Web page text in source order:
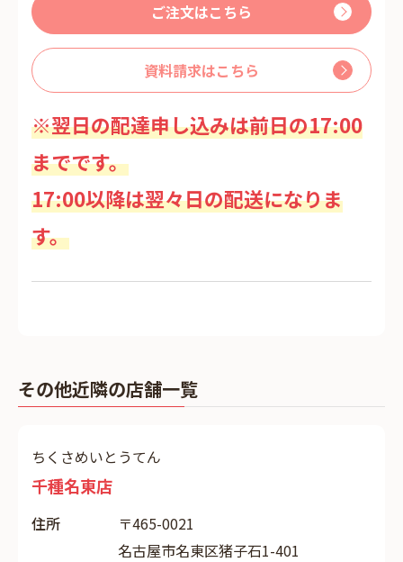
ご注文はこちら
資料請求はこちら
※翌日の配達申し込みは前日の17:00
までです。
17:00以降は翌々日の配送になりま
す。
その他近隣の店舗一覧
ちくさめいとうてん
千種名東店
住所
〒465-0021
名古屋市名東区猪子石1-401